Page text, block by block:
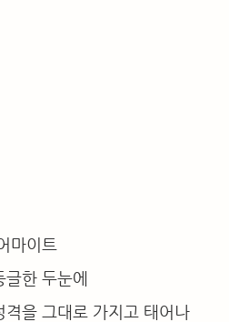
마이트
한 두눈에
격을 그대로 가지고 태어나